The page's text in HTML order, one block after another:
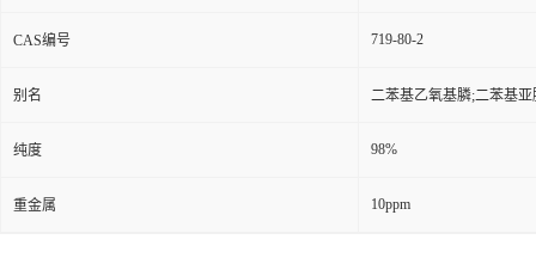
CAS编号 719-80-2
别名 二苯基乙氧基膦;二苯基
纯度 98%
重金属 10ppm